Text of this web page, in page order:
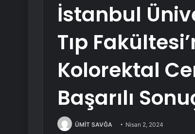
İstanbul
Tıp
Kolorektal
Başarılı
ÜMİT SAVĞA Nisan 2, 2024